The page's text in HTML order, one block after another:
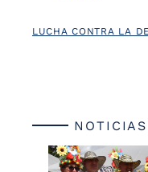
LUCHA CONTRA LA